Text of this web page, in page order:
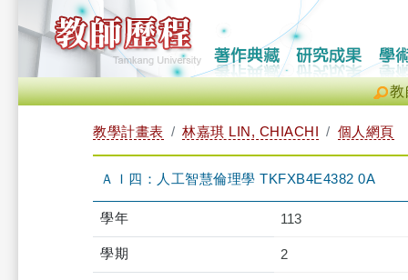
教
教學計畫表 林嘉琪 LIN, CHIACHI 個人網頁
ＡＩ四：人工智慧倫理學 TKFXB4E4382 0A
學年 113
學期 2